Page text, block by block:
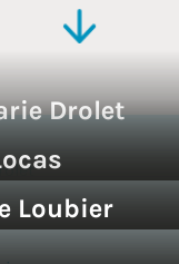
Drolet
Loubier